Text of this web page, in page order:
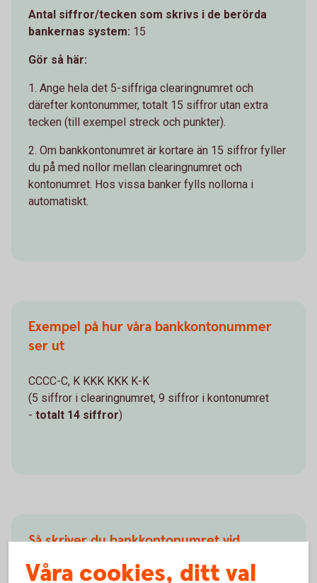
Antal siffror/tecken som skrivs i de berörda
bankernas system: 15
Gör så här:
1. Ange hela det 5-siffriga clearingnumret och
därefter kontonummer, totalt 15 siffror utan extra
tecken (till exempel streck och punkter).
2. Om bankkontonumret är kortare än 15 siffror fyller
du på med nollor mellan clearingnumret och
kontonumret. Hos vissa banker fylls nollorna i
automatiskt.
Exempel på hur våra bankkontonummer
ser ut
CCCC-C, K KKK KKK K-K
(5 siffror i clearingnumret, 9 siffror i kontonumret
- totalt 14 siffror)
Så skriver du bankkontonumret vid
överföring
Våra cookies, ditt val